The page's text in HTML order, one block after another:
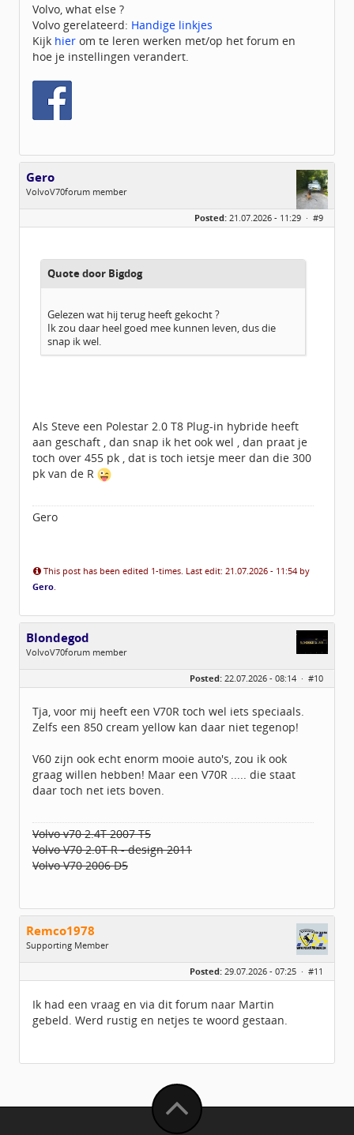
Volvo, what else ?
Volvo gerelateerd: Handige linkjes
Kijk hier om te leren werken met/op het forum en
hoe je instellingen verandert.
Gero
VolvoV70forum member
Geslacht:
Berichten:
559
Posted: 21.07.2026 - 11:29 · #9
Quote door Bigdog
Gelezen wat hij terug heeft gekocht ?
Ik zou daar heel goed mee kunnen leven, dus die
snap ik wel.
Als Steve een Polestar 2.0 T8 Plug-in hybride heeft
aan geschaft , dan snap ik het ook wel , dan praat je
toch over 455 pk , dat is toch ietsje meer dan die 300
pk van de R
Gero
This post has been edited 1-times. Last edit: 21.07.2026 - 11:54 by
Gero
Blondegod
VolvoV70forum member
Berichten:
752
Posted: 22.07.2026 - 08:14 · #10
Tja, voor mij heeft een V70R toch wel iets speciaals.
Zelfs een 850 cream yellow kan daar niet tegenop!
V60 zijn ook echt enorm mooie auto's, zou ik ook
graag willen hebben! Maar een V70R ..... die staat
daar toch net iets boven.
Volvo v70 2.4T 2007 T5
Volvo V70 2.0T R - design 2011
Volvo V70 2006 D5
Remco1978
Supporting Member
Geslacht:
Leeftijd:
26
Geregistreerd: 05 / 2020
Posted: 29.07.2026 - 07:25 · #11
Ik had een vraag en via dit forum naar Martin
gebeld. Werd rustig en netjes te woord gestaan.